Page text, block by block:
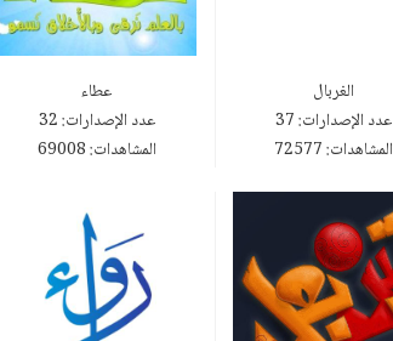
الغربال
عدد الإصدارات: 37
المشاهدات: 72577
عطاء
عدد الإصدارات: 32
المشاهدات: 69008